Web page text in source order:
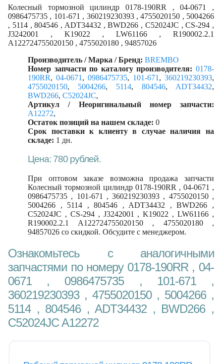
Колесный тормозной цилиндр 0178-190RR , 04-0671 ,
0986475735 , 101-671 , 360219230393 , 4755020150 , 5004266
, 5114 , 804546 , ADT34432 , BWD266 , C52024JC , CS-294 ,
J3242001 , K19022 , LW61166 , R190002.2.1
A122724755020150 , 4755020180 , 94857026
Производитель / Марка / Бренд: BREMBO
Номер запчасти по каталогу производителя: 0178-
190RR, 04-0671 , 0986475735, 101-671 , 360219230393,
4755020150, 5004266, 5114, 804546, ADT34432,
BWD266, C52024JC,
Артикул / Неоригинальный номер запчасти:
A12272,
Остаток позиций на нашем складе: 0
Срок поставки к клиенту в случае наличия на
складе: 1 дн.
Цена: 780 рублей.
При оптовом заказе возможна продажа запчасти
Колесный тормозной цилиндр 0178-190RR , 04-0671 ,
0986475735 , 101-671 , 360219230393 , 4755020150 ,
5004266 , 5114 , 804546 , ADT34432 , BWD266 ,
C52024JC , CS-294 , J3242001 , K19022 , LW61166 ,
R190002.2.1 A122724755020150 , 4755020180 ,
94857026 со скидкой. Обсудите с менеджером.
Ознакомьтесь с аналогичными
запчастями по номеру 0178-190RR , 04-
0671 , 0986475735 , 101-671 ,
360219230393 , 4755020150 , 5004266 ,
5114 , 804546 , ADT34432 , BWD266 ,
C52024JC A12272